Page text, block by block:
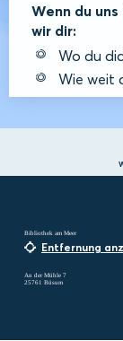
Wenn du
wir dir:
Wo du
Wie weit
Bibliothek am Meer
Entfernung
An der Mühle 7
25761 Büsum